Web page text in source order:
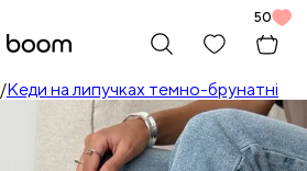
/Кеди на липучках темно-брунатні
50